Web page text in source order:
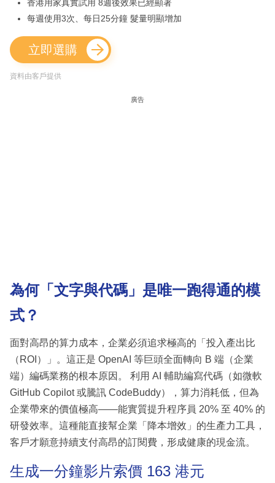
香港用家真實試用 8週後效果已經顯著
每週使用3次、每日25分鐘 髮量明顯增加
立即選購
資料由客戶提供
廣告
為何「文字與代碼」是唯一跑得通的模
式？
面對高昂的算力成本，企業必須追求極高的「投入產出比
（ROI）」。這正是 OpenAI 等巨頭全面轉向 B 端（企業
端）編碼業務的根本原因。 利用 AI 輔助編寫代碼（如微軟
GitHub Copilot 或騰訊 CodeBuddy），算力消耗低，但為
企業帶來的價值極高——能實質提升程序員 20% 至 40% 的
研發效率。這種能直接幫企業「降本增效」的生產力工具，
客戶才願意持續支付高昂的訂閱費，形成健康的現金流。
生成一分鐘影片索價 163 港元